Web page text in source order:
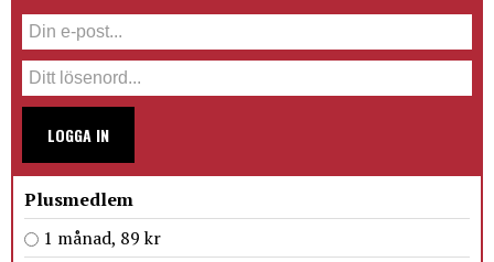
LOGGA IN
Plusmedlem
1 månad, 89 kr